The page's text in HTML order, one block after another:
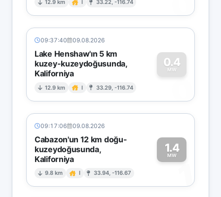
12.9 km I 33.22, -116.74
09:37:40 09.08.2026
Lake Henshaw'ın 5 km
kuzey-kuzeydoğusunda,
Kaliforniya
12.9 km I 33.29, -116.74
0.4
MW
0
09:17:06 09.08.2026
Cabazon'un 12 km doğu-
kuzeydoğusunda,
Kaliforniya
9.8 km I 33.94, -116.67
1.4
MW
1